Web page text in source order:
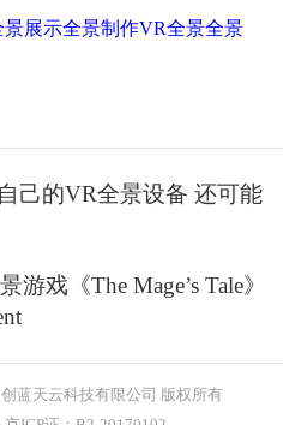
景展示全景制作VR全景全景
己的VR全景设备 还可能
游戏《The Mage’s Tale》
蓝天云科技有限公司 版权所有